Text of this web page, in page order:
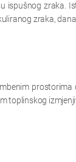
zraka.
zraka,
toplinskog